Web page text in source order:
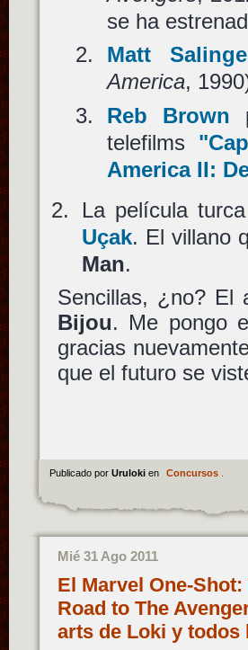
se ha
Matt
America,
Reb Brown
telefilms
America II:
La película
Uçak. El villano
Man.
Sencillas, ¿no? El
Bijou. Me pongo
gracias
que el futuro se
Publicado por Uruloki en Concursos.
Mié 31 Ago 2011
El Marvel One-
Road to The
arts de Loki y